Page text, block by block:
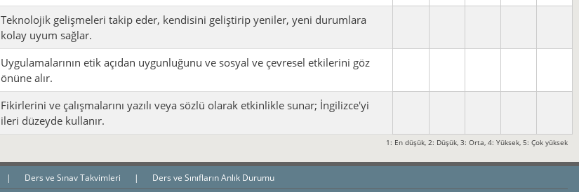
Teknolojik gelişmeleri takip eder, kendisini geliştirip yeniler, yeni durumlara
kolay uyum sağlar.
Uygulamalarının etik açıdan uygunluğunu ve sosyal ve çevresel etkilerini göz
önüne alır.
Fikirlerini ve çalışmalarını yazılı veya sözlü olarak etkinlikle sunar; İngilizce'yi
ileri düzeyde kullanır.
1: En düşük, 2: Düşük, 3: Orta, 4: Yüksek, 5: Çok yüksek
| Ders ve Sınav Takvimleri |
Ders ve Sınıfların Anlık Durumu